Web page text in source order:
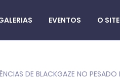
EVENTOS O SITE